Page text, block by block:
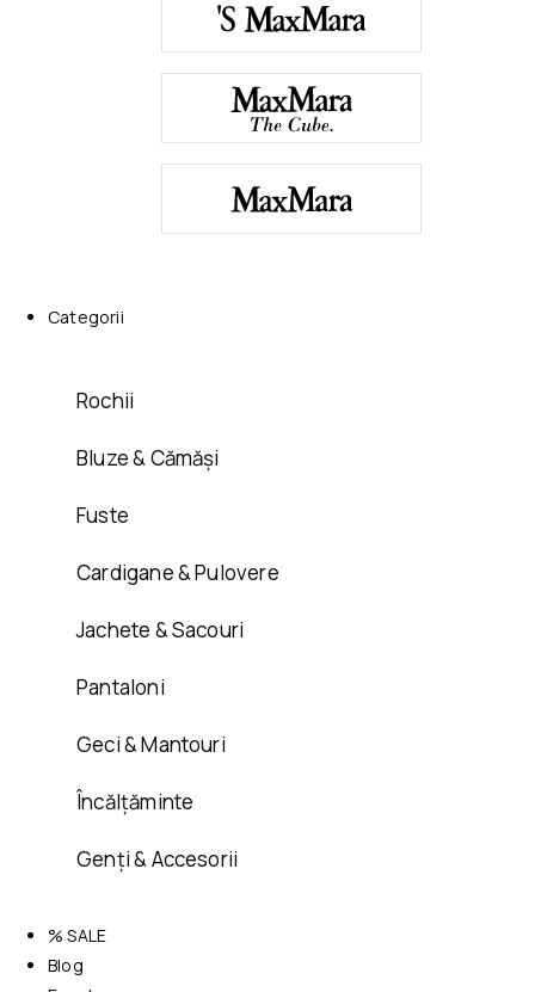
Categorii
Rochii
Bluze & Cămăși
Fuste
Cardigane & Pulovere
Jachete & Sacouri
Pantaloni
Geci & Mantouri
Încălțăminte
Genți & Accesorii
% SALE
Blog